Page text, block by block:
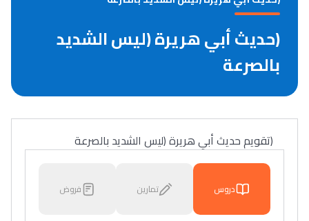
(حديث أبي هريرة (ليس الشديد
بالصرعة
(تقويم حديث أبي هريرة (ليس الشديد بالصرعة
دروس تمارين فروض